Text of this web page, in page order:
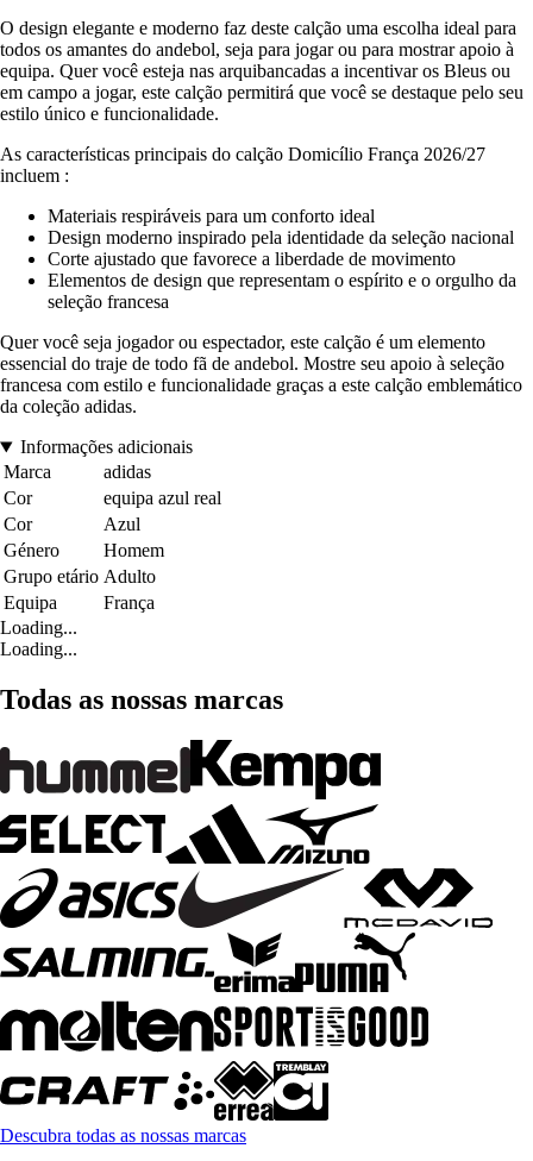
O design elegante e moderno faz deste calção uma escolha ideal para
todos os amantes do andebol, seja para jogar ou para mostrar apoio à
equipa. Quer você esteja nas arquibancadas a incentivar os Bleus ou
em campo a jogar, este calção permitirá que você se destaque pelo seu
estilo único e funcionalidade.
As características principais do calção Domicílio França 2026/27
incluem :
Materiais respiráveis para um conforto ideal
Design moderno inspirado pela identidade da seleção nacional
Corte ajustado que favorece a liberdade de movimento
Elementos de design que representam o espírito e o orgulho da
seleção francesa
Quer você seja jogador ou espectador, este calção é um elemento
essencial do traje de todo fã de andebol. Mostre seu apoio à seleção
francesa com estilo e funcionalidade graças a este calção emblemático
da coleção adidas.
Informações adicionais
Marca
adidas
Cor
equipa azul real
Cor
Azul
Género
Homem
Grupo etário Adulto
Equipa
França
Loading...
Loading...
Todas as nossas marcas
Descubra todas as nossas marcas